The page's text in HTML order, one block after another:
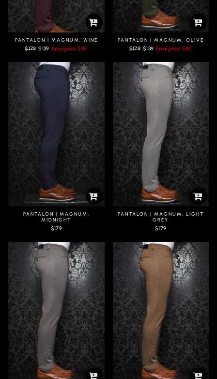
PANTALON | MAGNUM, WINE
Prix
$179 Prix
$139 Épargnez$40
PANTALON | MAGNUM, OLIVE
Prix
$179 Prix
$139 Épargnez $40
PANTALON | MAGNUM,
MIDNIGHT
$179
PANTALON | MAGNUM, LIGHT
GREY
$179